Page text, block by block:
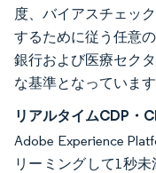
度、バイアスチェッ
するために従う任意
銀行および医療セク
な基準となっています
リアルタイムCDP・
Adobe Experience
リーミングして1秒